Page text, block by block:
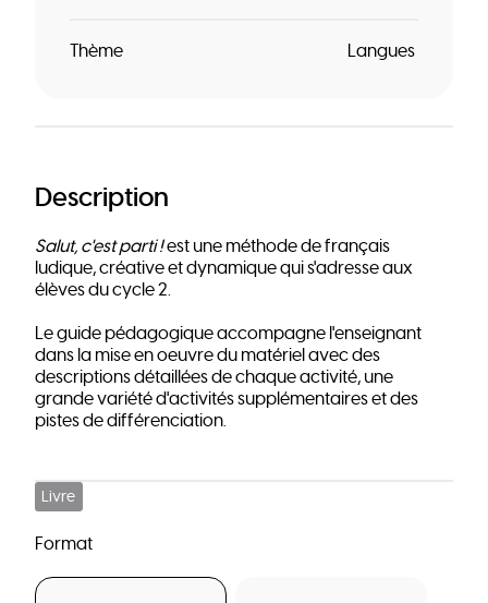
Thème Langues
Description
Salut, c'est parti !est une méthode de français
ludique, créative et dynamique qui s'adresse aux
élèves du cycle 2.
Le guide pédagogique accompagne l'enseignant
dans la mise en oeuvre du matériel avec des
descriptions détaillées de chaque activité, une
grande variété d'activités supplémentaires et des
pistes de différenciation.
Livre
Format